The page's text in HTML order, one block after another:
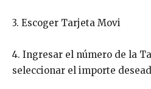
3. Escoger Tarjeta Movi
4. Ingresar el número de la
seleccionar el importe